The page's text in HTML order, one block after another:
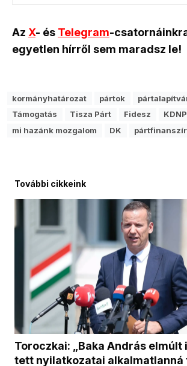
Az X- és Telegram-
egyetlen hírről sem maradsz le!
kormányhatározat pártok
Támogatás
Tisza Párt Fidesz
KDNP
mi hazánk mozgalom
DK
További cikkeink
Toroczkai: „Baka András elmúlt
tett nyilatkozatai alkalmatlanná